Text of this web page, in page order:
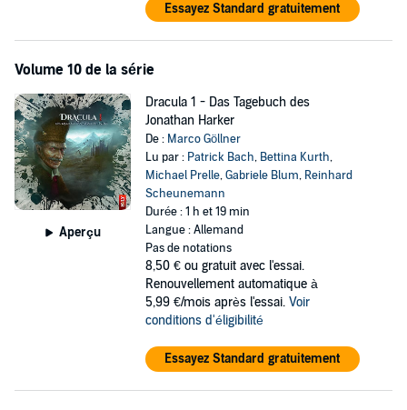
Essayez Standard gratuitement
Volume 10 de la série
Aperçu
Dracula 1 - Das Tagebuch des
Jonathan Harker
De : Marco Göllner
Lu par : Patrick Bach, Bettina Kurth,
Michael Prelle,Gabriele Blum, Reinhard
Scheunemann
Durée : 1 h et 19 min
Langue : Allemand
Pas de notations
8,50 € ou gratuit avec l'essai.
Renouvellement automatique à
5,99 €/mois après l'essai. Voir
conditions d'éligibilité
Essayez Standard gratuitement